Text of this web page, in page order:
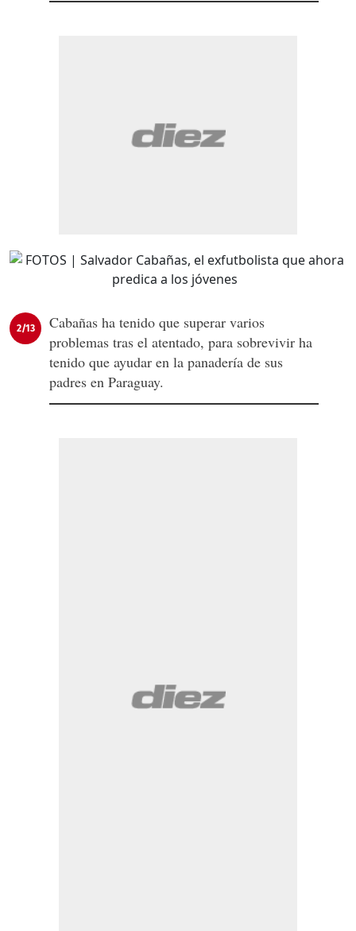
2/13
Cabañas ha tenido que superar varios
problemas tras el atentado, para sobrevivir ha
tenido que ayudar en la panadería de sus
padres en Paraguay.